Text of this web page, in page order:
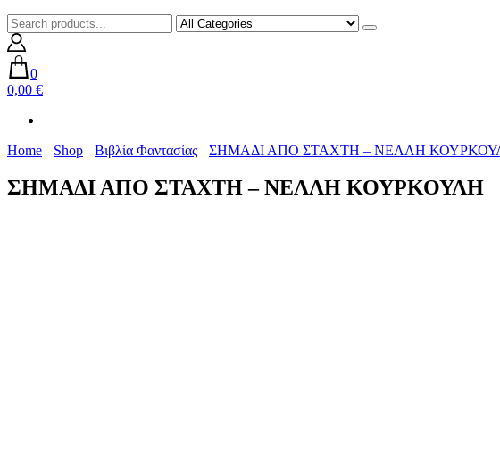
0
0,00 €
Home Shop Βιβλία Φαντασίας ΣΗΜΑΔΙ ΑΠΟ ΣΤΑΧΤΗ – ΝΕΛΛΗ
ΣΗΜΑΔΙ ΑΠΟ ΣΤΑΧΤΗ – ΝΕΛΛΗ ΚΟΥΡΚΟΥΛΗ